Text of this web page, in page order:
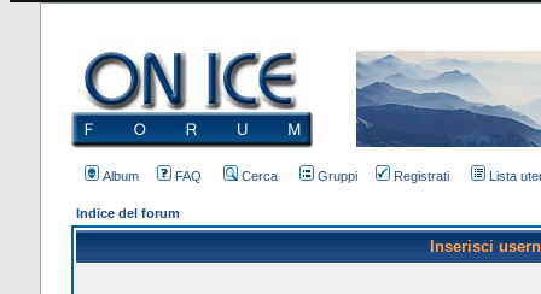
Album FAQ Cerca Gruppi Registrati Lista
Indice del forum
Inserisci